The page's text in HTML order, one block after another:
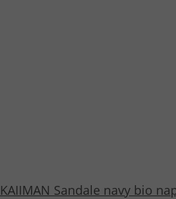
KAIIMAN Sandale navy bio